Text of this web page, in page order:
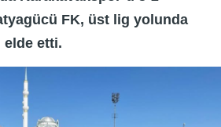
FK, üst lig yolunda
elde etti.